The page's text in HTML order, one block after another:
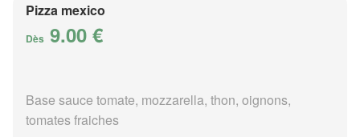
Pizza mexico
Dès 9.00 €
Base sauce tomate, mozzarella, thon, oignons,
tomates fraiches